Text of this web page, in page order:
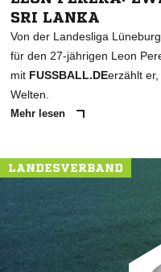
SRI LANKA
Von der Landesliga
für den 27-jährigen Leon
mit FUSSBALL.DEerzählt
Welten.
Mehr lesen
LANDESVERBAND